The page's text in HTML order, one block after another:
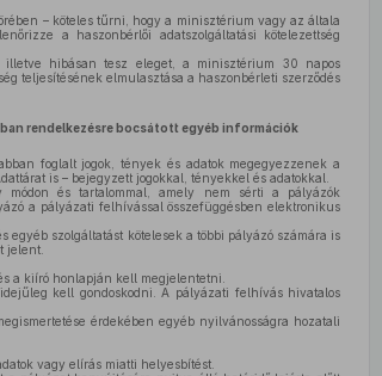
– köteles tűrni, hogy a minisztérium vagy az általa
a haszonbérlői adatszolgáltatási kötelezettség
illetve hibásan tesz eleget, a minisztérium 30 napos
teljesítésének elmulasztása a haszonbérleti szerződés
rendelkezésre bocsátott egyéb információk
foglalt jogok, tények és adatok megegyezzenek a
is – bejegyzett jogokkal, tényekkel és adatokkal.
és tartalommal, amely nem sérti a pályázók
a pályázati felhívással összefüggésben elektronikus
szolgáltatást kötelesek a többi pályázó számára is
jelent.
a kiíró honlapján kell megjelentetni.
kell gondoskodni. A pályázati felhívás hivatalos
érdekében egyéb nyilvánosságra hozatali
vagy elírás miatti helyesbítést.